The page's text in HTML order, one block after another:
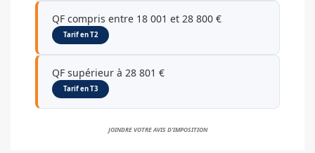
QF compris entre 18 001 et 28 800 €
Tarif en T2
QF supérieur à 28 801 €
Tarif en T3
JOINDRE VOTRE AVIS D'IMPOSITION